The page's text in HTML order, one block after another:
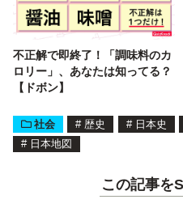
不正解で即終了！「調味料のカ
ロリー」、あなたは知ってる？
【ドボン】
社会 # 歴史 # 日本史
# 日本地図
この記事を